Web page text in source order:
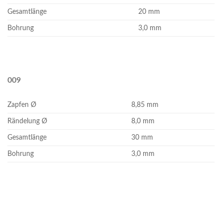
Gesamtlänge 20 mm
Bohrung 3,0 mm
009
Zapfen Ø 8,85 mm
Rändelung Ø 8,0 mm
Gesamtlänge 30 mm
Bohrung 3,0 mm